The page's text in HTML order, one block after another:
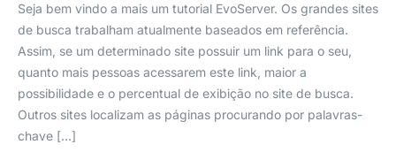
Seja bem vindo a mais um tutorial EvoServer. Os grandes sites
de busca trabalham atualmente baseados em referência.
Assim, se um determinado site possuir um link para o seu,
quanto mais pessoas acessarem este link, maior a
possibilidade e o percentual de exibição no site de busca.
Outros sites localizam as páginas procurando por palavras-
chave […]